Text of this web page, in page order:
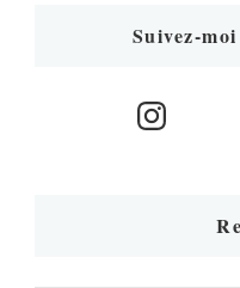
Suivez-
Instagram